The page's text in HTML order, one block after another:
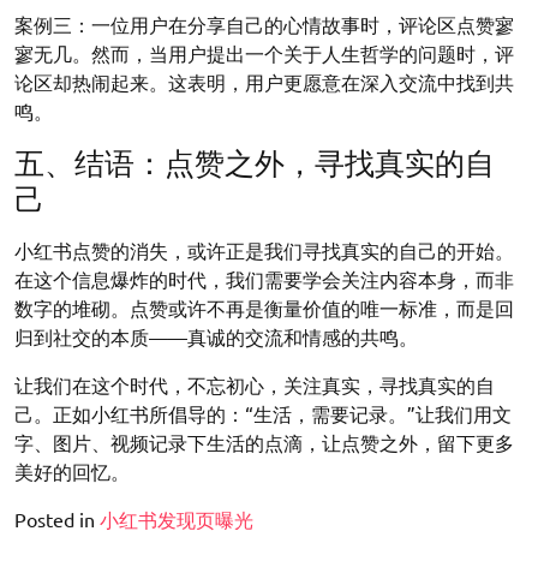
案例三：一位用户在分享自己的心情故事时，评论区点赞寥
寥无几。然而，当用户提出一个关于人生哲学的问题时，评
论区却热闹起来。这表明，用户更愿意在深入交流中找到共
鸣。
五、结语：点赞之外，寻找真实的自
己
小红书点赞的消失，或许正是我们寻找真实的自己的开始。
在这个信息爆炸的时代，我们需要学会关注内容本身，而非
数字的堆砌。点赞或许不再是衡量价值的唯一标准，而是回
归到社交的本质——真诚的交流和情感的共鸣。
让我们在这个时代，不忘初心，关注真实，寻找真实的自
己。正如小红书所倡导的：“生活，需要记录。”让我们用文
字、图片、视频记录下生活的点滴，让点赞之外，留下更多
美好的回忆。
Posted in 小红书发现页曝光